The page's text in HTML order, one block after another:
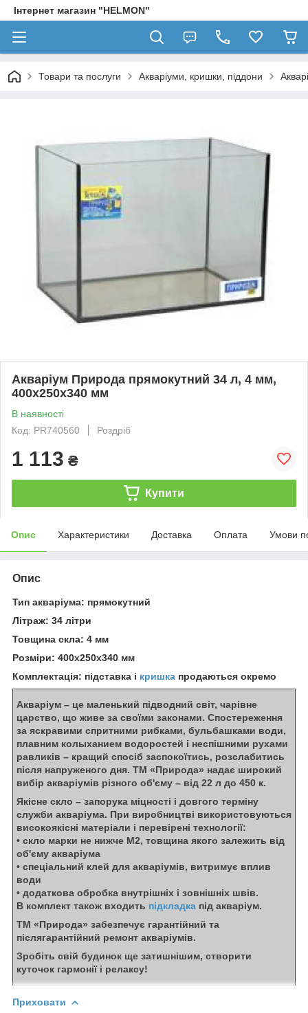
Інтернет магазин "HELMON"
Товари та послуги Акваріуми, кришки, піддони
Акваріум Природа прямокутний 34 л, 4 мм,
400х250х340 мм
В наявності
Код: PR740560
Роздріб
1 113 ₴
Купити
Опис Характеристики Доставка Оплата Умови
Опис
Тип акваріума: прямокутний
Літраж: 34 літри
Товщина скла: 4 мм
Розміри: 400х250х340 мм
Комплектація: підставка і кришка продаються окремо
Акваріум – це маленький підводний світ, чарівне
царство, що живе за своїми законами. Спостереження
за яскравими спритними рибками, бульбашками води,
плавним колыханием водоростей і неспішними рухами
равликів – кращий спосіб заспокоїтись, розслабитись
після напруженого дня. ТМ «Природа» надає широкий
вибір акваріумів різного об'єму – від 22 л до 450 к.
Якісне скло – запорука міцності і довгого терміну
служби акваріума. При виробництві використовуються
високоякісні матеріали і перевірені технології:
• скло марки не нижче М2, товщина якого залежить від
об'єму акваріума
• спеціальний клей для акваріумів, витримує вплив
води
• додаткова обробка внутрішніх і зовнішніх швів.
В комплект також входить підкладка під акваріум.
ТМ «Природа» забезпечує гарантійний та
післягарантійний ремонт акваріумів.
Зробіть свій будинок ще затишнішим, створити
куточок гармонії і релаксу!
Приховати